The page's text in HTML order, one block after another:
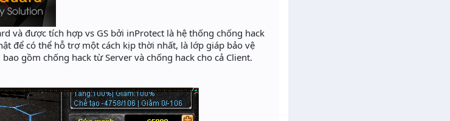
và được tích hợp vs GS bởi inProtect là hệ thống chống hack
để có thể hỗ trợ một cách kịp thời nhất, là lớp giáp bảo vệ
gồm chống hack từ Server và chống hack cho cả Client.